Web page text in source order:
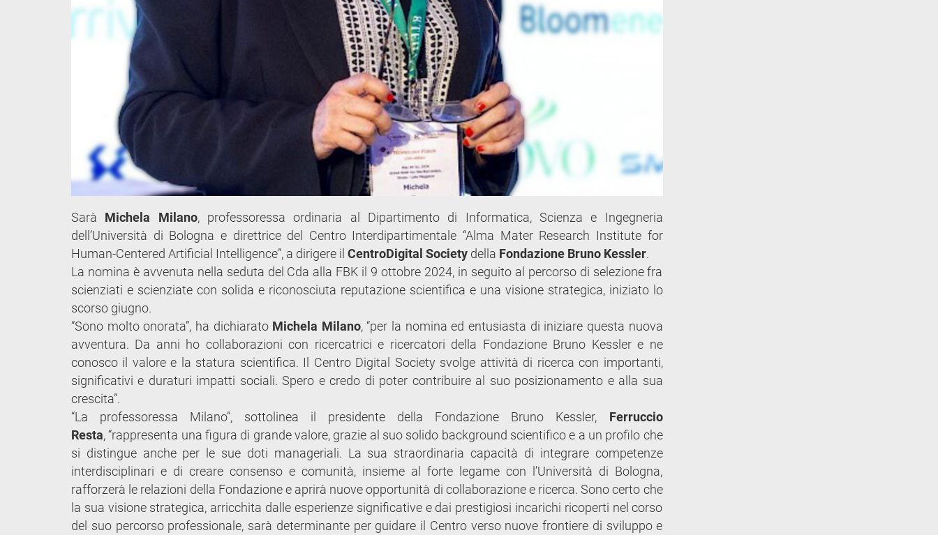
Sarà Michela Milano, professoressa ordinaria al Dipartimento di Informatica, Scienza e Ingegneria
dell’Università di Bologna e direttrice del Centro Interdipartimentale “Alma Mater Research Institute for
Human-Centered Artificial Intelligence”, a dirigere il CentroDigital Society della Fondazione Bruno Kessler.
La nomina è avvenuta nella seduta del Cda alla FBK il 9 ottobre 2024, in seguito al percorso di selezione fra
scienziati e scienziate con solida e riconosciuta reputazione scientifica e una visione strategica, iniziato lo
scorso giugno.
“Sono molto onorata”, ha dichiarato Michela Milano, “per la nomina ed entusiasta di iniziare questa nuova
avventura. Da anni ho collaborazioni con ricercatrici e ricercatori della Fondazione Bruno Kessler e ne
conosco il valore e la statura scientifica. Il Centro Digital Society svolge attività di ricerca con importanti,
significativi e duraturi impatti sociali. Spero e credo di poter contribuire al suo posizionamento e alla sua
crescita”.
“La professoressa Milano”, sottolinea il presidente della Fondazione Bruno Kessler, Ferruccio
Resta, “rappresenta una figura di grande valore, grazie al suo solido background scientifico e a un profilo che
si distingue anche per le sue doti manageriali. La sua straordinaria capacità di integrare competenze
interdisciplinari e di creare consenso e comunità, insieme al forte legame con l’Università di Bologna,
rafforzerà le relazioni della Fondazione e aprirà nuove opportunità di collaborazione e ricerca. Sono certo che
la sua visione strategica, arricchita dalle esperienze significative e dai prestigiosi incarichi ricoperti nel corso
del suo percorso professionale, sarà determinante per guidare il Centro verso nuove frontiere di sviluppo e